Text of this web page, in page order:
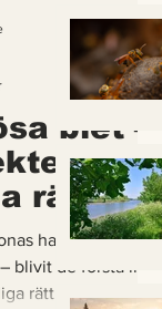
biet –
i
har de gaddlösa
blivit de första
rättigheter. En